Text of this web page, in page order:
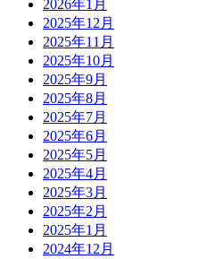
2026年1月
2025年12月
2025年11月
2025年10月
2025年9月
2025年8月
2025年7月
2025年6月
2025年5月
2025年4月
2025年3月
2025年2月
2025年1月
2024年12月